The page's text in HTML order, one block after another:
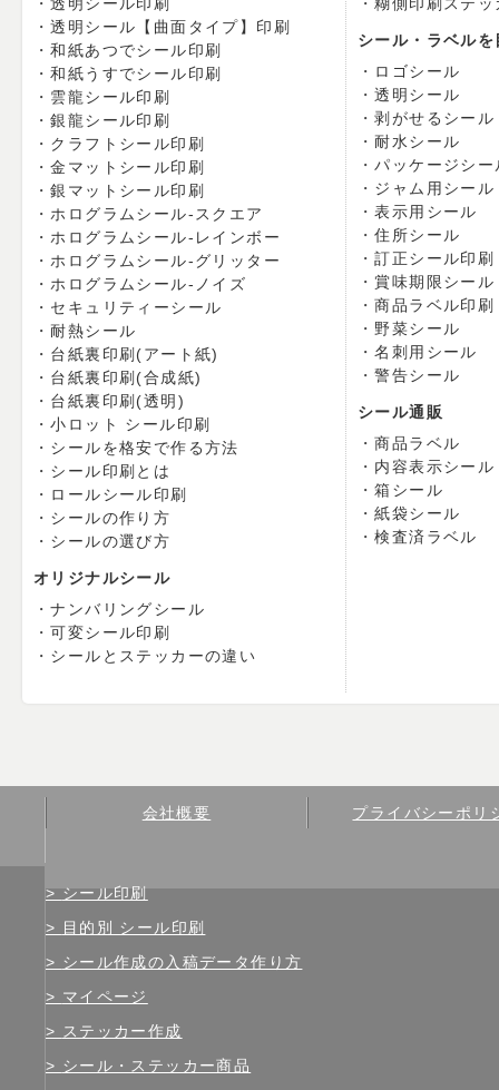
透明シール【曲面タイプ】印刷
和紙あつでシール印刷
和紙うすでシール印刷
雲龍シール印刷
銀龍シール印刷
クラフトシール印刷
金マットシール印刷
銀マットシール印刷
ホログラムシール-スクエア
ホログラムシール-レインボー
ホログラムシール-グリッター
ホログラムシール-ノイズ
セキュリティーシール
耐熱シール
台紙裏印刷(アート紙)
台紙裏印刷(合成紙)
台紙裏印刷(透明)
小ロット シール印刷
シールを格安で作る方法
シール印刷とは
ロールシール印刷
シールの作り方
シールの選び方
オリジナルシール
ナンバリングシール
可変シール印刷
シールとステッカーの違い
シール・ラベル
ロゴシール
透明シール
剥がせるシール
耐水シール
パッケージシー
ジャム用シール
表示用シール
住所シール
訂正シール印刷
賞味期限シール
商品ラベル印刷
野菜シール
名刺用シール
警告シール
シール通販
商品ラベル
内容表示シール
箱シール
紙袋シール
検査済ラベル
会社概要 プライバシーポリ
シール印刷
目的別 シール印刷
シール作成の入稿データ作り方
マイページ
ステッカー作成
シール・ステッカー商品